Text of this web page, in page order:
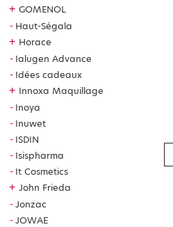
+ GOMENOL
Haut-Ségala
+ Horace
Ialugen Advance
Idées cadeaux
+ Innoxa Maquillage
Inoya
Inuwet
ISDIN
Isispharma
It Cosmetics
+ John Frieda
Jonzac
JOWAE